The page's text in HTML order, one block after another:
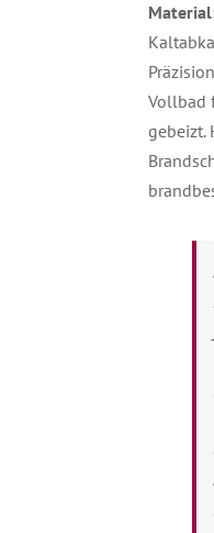
Vollbad
gebeizt.